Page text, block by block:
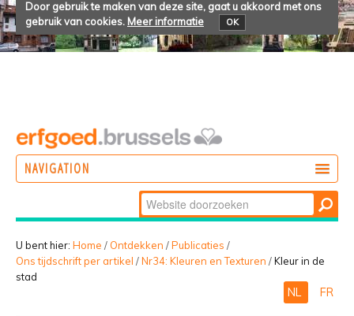
Door gebruik te maken van deze site, gaat u akkoord met ons
gebruik van cookies. Meer informatie OK
NAVIGATION
BELEVEN
Zoek
Geavanceerd
zoeken...
U bent hier: Home / Ontdekken /Publicaties /
Ons tijdschrift per artikel /Nr34: Kleuren en Texturen /Kleur in de
stad
NL FR